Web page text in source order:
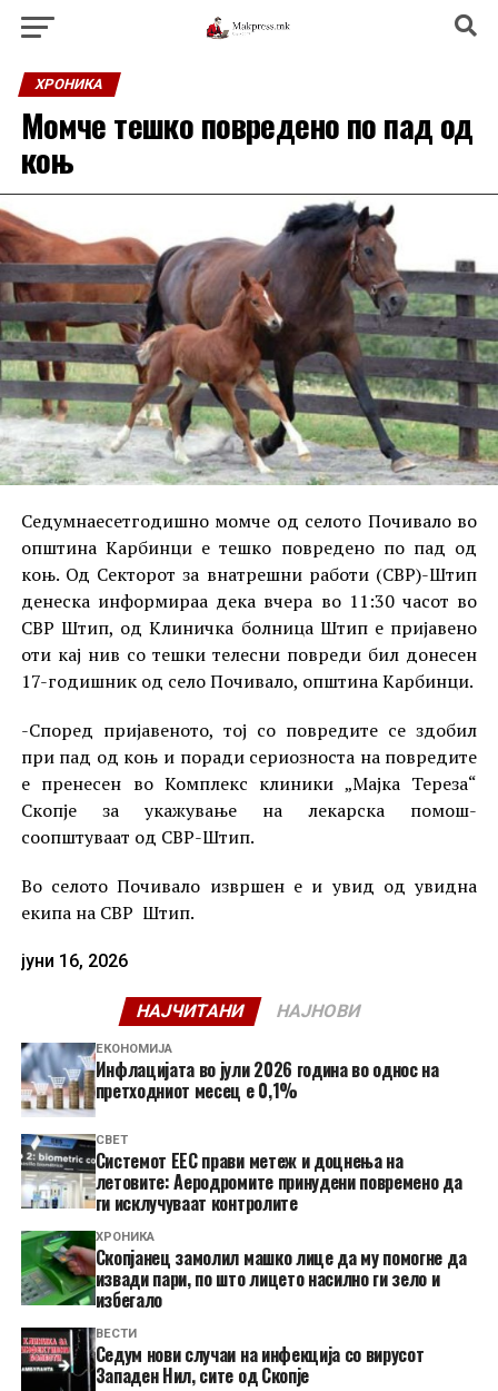
ХРОНИКА
Момче тешко повредено по пад од
коњ
Седумнаесетгодишно момче од селото Почивало во
општина Карбинци е тешко повредено по пад од
коњ. Од Секторот за внатрешни работи (СВР)-Штип
денеска информираа дека вчера во 11:30 часот во
СВР Штип, од Клиничка болница Штип е пријавено
оти кај нив со тешки телесни повреди бил донесен
17-годишник од село Почивало, општина Карбинци.
-Според пријавеното, тој со повредите се здобил
при пад од коњ и поради сериозноста на повредите
е пренесен во Комплекс клиники „Мајка Тереза“
Скопје за укажување на лекарска помош-
соопштуваат од СВР-Штип.
Во селото Почивало извршен е и увид од увидна
екипа на СВР Штип.
јуни 16, 2026
НАЈЧИТАНИ НАЈНОВИ
ЕКОНОМИЈА
Инфлацијата во јули 2026 година во однос на
претходниот месец е 0,1%
СВЕТ
Системот ЕЕС прави метеж и доцнења на
летовите: Аеродромите принудени повремено да
ги исклучуваат контролите
ХРОНИКА
Скопјанец замолил машко лице да му помогне да
извади пари, по што лицето насилно ги зело и
избегало
ВЕСТИ
Седум нови случаи на инфекција со вирусот
Западен Нил, сите од Скопје